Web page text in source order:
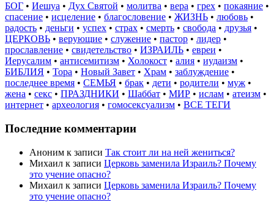
БОГ • Иешуа • Дух Святой • молитва • вера • грех • покаяние •
спасение • исцеление • благословение • ЖИЗНЬ • любовь •
радость • деньги • успех • страх • смерть • свобода • друзья •
ЦЕРКОВЬ • верующие • служение • пастор • лидер •
прославление • свидетельство • ИЗРАИЛЬ • евреи •
Иерусалим • антисемитизм • Холокост • алия • иудаизм •
БИБЛИЯ • Тора • Новый Завет • Храм • заблуждение •
последнее время • СЕМЬЯ • брак • дети • родители • муж •
жена • секс • ПРАЗДНИКИ • Шаббат • МИР • ислам • атеизм •
интернет • археология • гомосексуализм • ВСЕ ТЕГИ
Последние комментарии
Аноним к записи Так стоит ли на ней жениться?
Михаил к записи Церковь заменила Израиль? Почему
это учение опасно?
Михаил к записи Церковь заменила Израиль? Почему
это учение опасно?